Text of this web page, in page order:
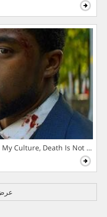
Culture, Death Is Not The